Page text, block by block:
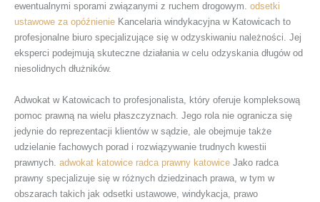
ewentualnymi sporami związanymi z ruchem drogowym. odsetki
ustawowe za opóźnienie Kancelaria windykacyjna w Katowicach to
profesjonalne biuro specjalizujące się w odzyskiwaniu należności. Jej
eksperci podejmują skuteczne działania w celu odzyskania długów od
niesolidnych dłużników.
Adwokat w Katowicach to profesjonalista, który oferuje kompleksową
pomoc prawną na wielu płaszczyznach. Jego rola nie ogranicza się
jedynie do reprezentacji klientów w sądzie, ale obejmuje także
udzielanie fachowych porad i rozwiązywanie trudnych kwestii
prawnych. adwokat katowice radca prawny katowice Jako radca
prawny specjalizuje się w różnych dziedzinach prawa, w tym w
obszarach takich jak odsetki ustawowe, windykacja, prawo